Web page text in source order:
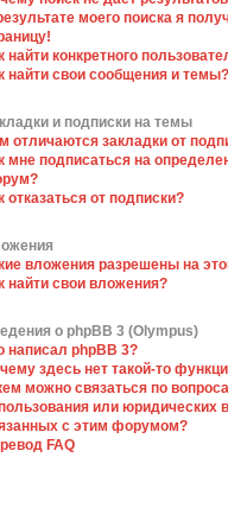
моего поиска я
найти конкретного
найти свои сообщения и темы?
и подписки на темы
отличаются закладки от
мне подписаться на
отказаться от подписки?
вложения разрешены на
найти свои вложения?
о phpBB 3 (Olympus)
написал phpBB 3?
здесь нет такой-то
можно связаться по
или юридических
с этим форумом?
FAQ